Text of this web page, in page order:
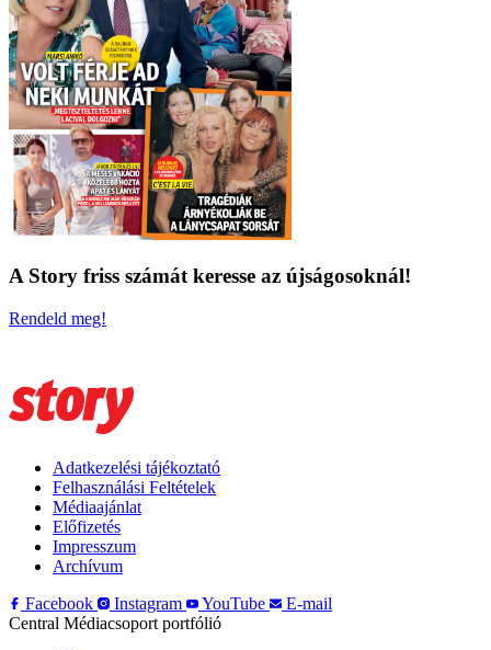
A Story friss számát keresse az újságosoknál!
Rendeld meg!
Adatkezelési tájékoztató
Felhasználási Feltételek
Médiaajánlat
Előfizetés
Impresszum
Archívum
Facebook
Instagram YouTube
E-mail
Central Médiacsoport portfólió